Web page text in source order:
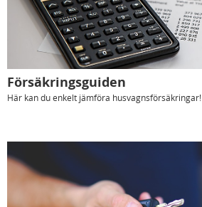
Försäkringsguiden
Här kan du enkelt jämföra husvagnsförsäkringar!